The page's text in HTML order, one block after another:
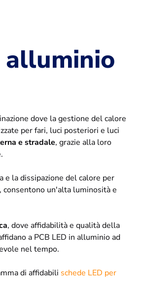
alluminio
dove la gestione del calore
per fari, luci posteriori e luci
e stradale, grazie alla loro
e la dissipazione del calore per
, consentono un'alta luminosità e
, dove affidabilità e qualità della
a PCB LED in alluminio ad
nel tempo.
di affidabili schede LED per